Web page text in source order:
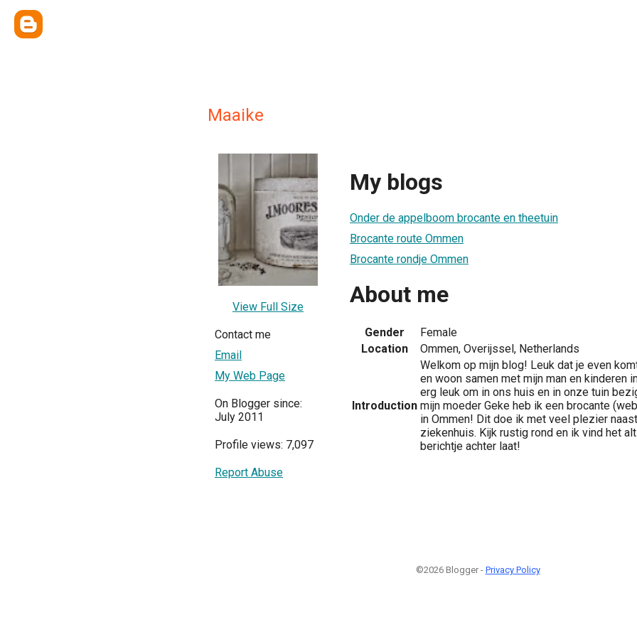
Maaike
View Full Size
Contact me
Email
My Web Page
On Blogger since:
July 2011
Profile views: 7,097
Report Abuse
My blogs
Onder de appelboom brocante en theetuin
Brocante route Ommen
Brocante rondje Ommen
About me
Gender
Female
Location
Ommen, Overijssel, Netherlands
Introduction
Welkom op mijn blog! Leuk dat je even
en woon samen met mijn man en kinderen
erg leuk om in ons huis en in onze tuin
mijn moeder Geke heb ik een brocante
in Ommen! Dit doe ik met veel plezier
ziekenhuis. Kijk rustig rond en ik vind het
berichtje achter laat!
©2026 Blogger - Privacy Policy